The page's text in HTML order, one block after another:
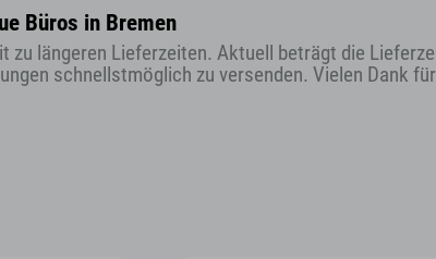
Büros in Bremen
zu längeren Lieferzeiten. Aktuell beträgt die
schnellstmöglich zu versenden. Vielen Dank